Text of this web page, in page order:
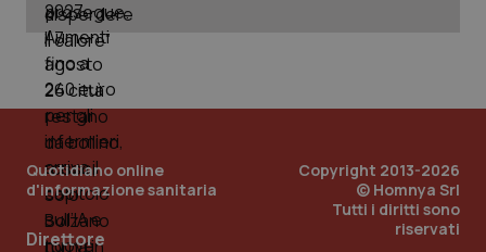
Quotidiano online
d'informazione sanitaria
Direttore
Copyright 2013-2026
© Homnya Srl
Tutti i diritti sono
riservati